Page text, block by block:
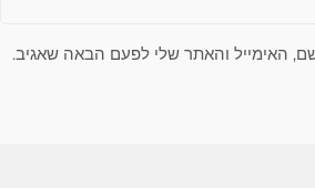
האימייל והאתר שלי לפעם הבאה שאגיב.